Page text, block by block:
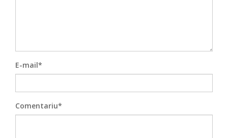
E-mail*
Comentariu*